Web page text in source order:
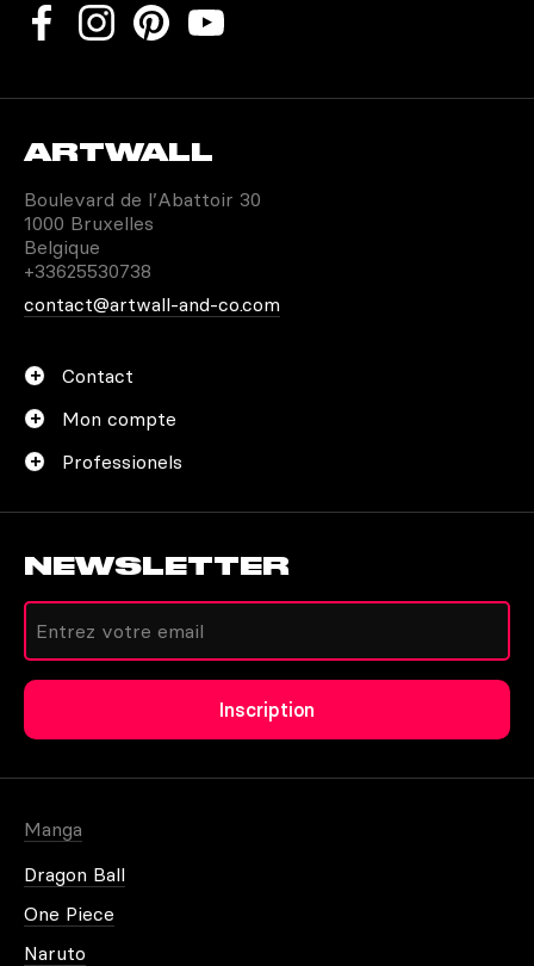
ARTWALL
Boulevard de l’Abattoir 30
1000 Bruxelles
Belgique
+33625530738
contact@artwall-and-co.com
Contact
Autres moyens de contact
Mon compte
Créer un compte
Professionels
NEWSLETTER
Inscription
Manga
Dragon Ball
One Piece
Naruto